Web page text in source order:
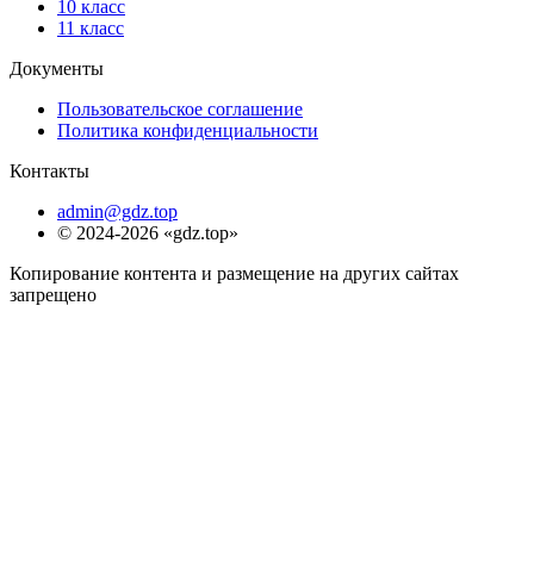
10 класс
11 класс
Документы
Пользовательское соглашение
Политика конфиденциальности
Контакты
admin@gdz.top
© 2024-2026 «gdz.top»
Копирование контента и размещение на других сайтах
запрещено